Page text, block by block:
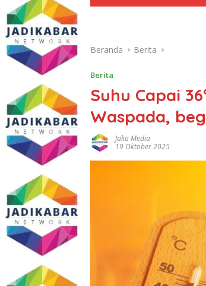
Beranda Berita
Berita
Suhu Capai
Waspada,
Jaka Media
19 Oktober 2025